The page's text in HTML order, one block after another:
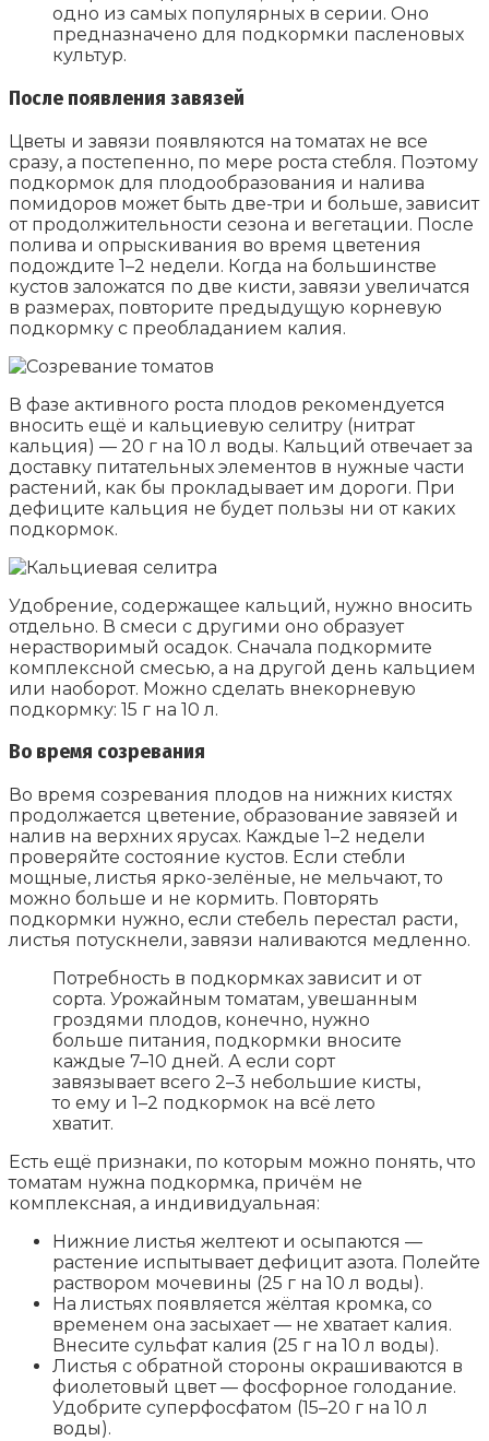
одно из самых популярных в серии. Оно
предназначено для подкормки пасленовых
культур.
После появления завязей
Цветы и завязи появляются на томатах не все
сразу, а постепенно, по мере роста стебля. Поэтому
подкормок для плодообразования и налива
помидоров может быть две-три и больше, зависит
от продолжительности сезона и вегетации. После
полива и опрыскивания во время цветения
подождите 1–2 недели. Когда на большинстве
кустов заложатся по две кисти, завязи увеличатся
в размерах, повторите предыдущую корневую
подкормку с преобладанием калия.
В фазе активного роста плодов рекомендуется
вносить ещё и кальциевую селитру (нитрат
кальция) — 20 г на 10 л воды. Кальций отвечает за
доставку питательных элементов в нужные части
растений, как бы прокладывает им дороги. При
дефиците кальция не будет пользы ни от каких
подкормок.
Удобрение, содержащее кальций, нужно вносить
отдельно. В смеси с другими оно образует
нерастворимый осадок. Сначала подкормите
комплексной смесью, а на другой день кальцием
или наоборот. Можно сделать внекорневую
подкормку: 15 г на 10 л.
Во время созревания
Во время созревания плодов на нижних кистях
продолжается цветение, образование завязей и
налив на верхних ярусах. Каждые 1–2 недели
проверяйте состояние кустов. Если стебли
мощные, листья ярко-зелёные, не мельчают, то
можно больше и не кормить. Повторять
подкормки нужно, если стебель перестал расти,
листья потускнели, завязи наливаются медленно.
Потребность в подкормках зависит и от
сорта. Урожайным томатам, увешанным
гроздями плодов, конечно, нужно
больше питания, подкормки вносите
каждые 7–10 дней. А если сорт
завязывает всего 2–3 небольшие кисты,
то ему и 1–2 подкормок на всё лето
хватит.
Есть ещё признаки, по которым можно понять, что
томатам нужна подкормка, причём не
комплексная, а индивидуальная:
Нижние листья желтеют и осыпаются —
растение испытывает дефицит азота. Полейте
раствором мочевины (25 г на 10 л воды).
На листьях появляется жёлтая кромка, со
временем она засыхает — не хватает калия.
Внесите сульфат калия (25 г на 10 л воды).
Листья с обратной стороны окрашиваются в
фиолетовый цвет — фосфорное голодание.
Удобрите суперфосфатом (15–20 г на 10 л
воды).